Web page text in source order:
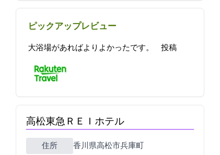
ピックアップレビュー
大浴場があればよりよかったです。 2021-11-11 22:21:24投稿
高松東急ＲＥＩホテル
住所 香川県高松市兵庫町9-9